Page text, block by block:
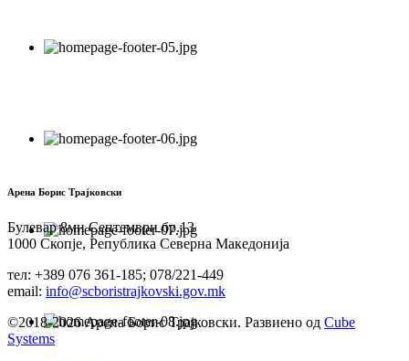
Арена Борис Трајковски
Булевар 8ми Септември бр.13
1000 Скопје, Република Северна Македонија
тел: +389 076 361-185; 078/221-449
email: info@scboristrajkovski.gov.mk
©2018-2026 Арена Борис Трајковски. Развиено од Cube
Systems